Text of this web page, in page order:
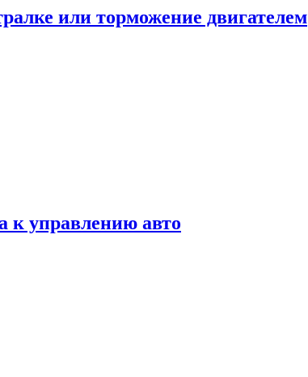
или торможение двигателем
к управлению авто